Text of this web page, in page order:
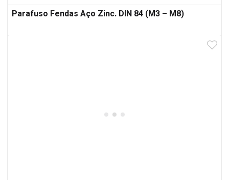
Parafuso Fendas Aço Zinc. DIN 84 (M3 – M8)